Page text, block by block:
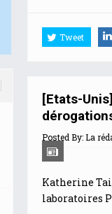
Tweet
[Etats-
Posted By:La
Katherine
laboratoires